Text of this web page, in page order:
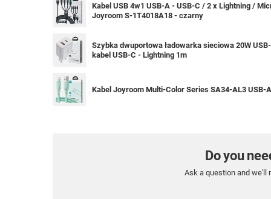
Kabel USB 4w1 USB-A - USB-C / 2 x Lightning /
Joyroom S-1T4018A18 - czarny
Szybka dwuportowa ładowarka sieciowa 20W
kabel USB-C - Lightning 1m
Kabel Joyroom Multi-Color Series SA34-AL3 USB-
Do you
Ask a question and we'll